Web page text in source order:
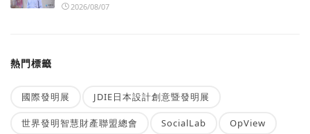
2026/08/07
熱門標籤
國際發明展 JDIE日本設計創意暨發明展
世界發明智慧財產聯盟總會 SocialLab OpView